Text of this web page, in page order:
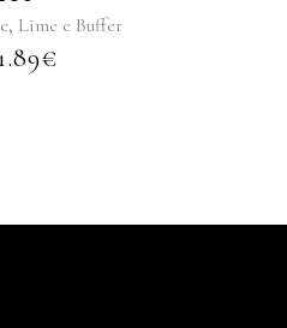
, Lime e Buffer
PREZZO
€